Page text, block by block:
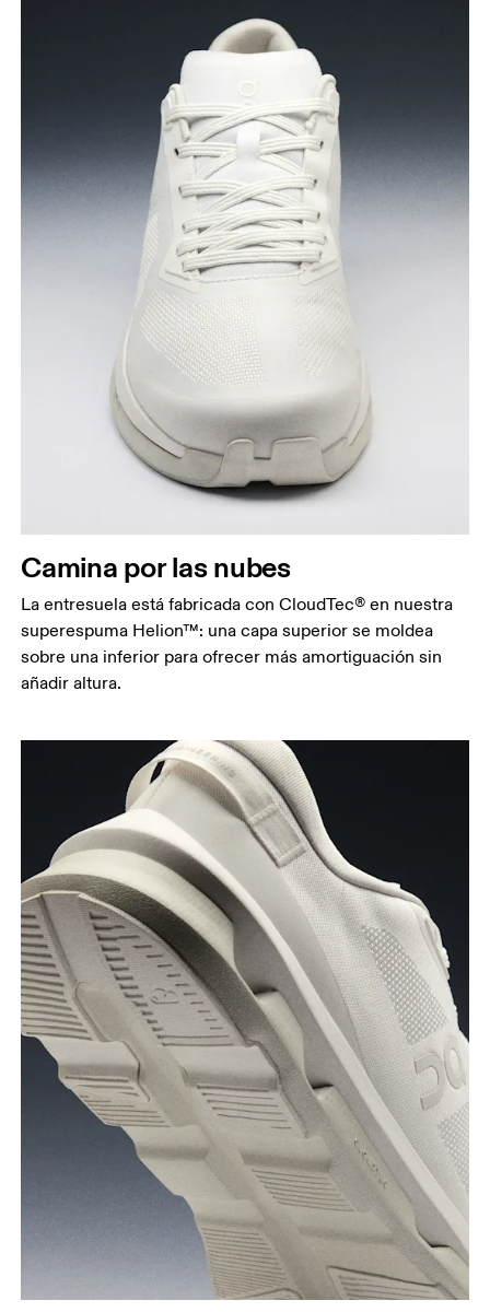
Camina por las nubes
La entresuela está fabricada con CloudTec® en nuestra
superespuma Helion™: una capa superior se moldea
sobre una inferior para ofrecer más amortiguación sin
añadir altura.